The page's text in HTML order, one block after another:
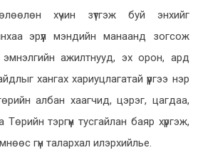
хүчин зүтгэж буй энхийг
эрүүл мэндийн манаанд зогсож
эмнэлгийн ажилтнууд, эх орон, ард
хангах хариуцлагатай үүргээ нэр
албан хаагчид, цэрэг, цагдаа,
тэргүүн тусгайлан баяр хүргэж,
гүн талархал илэрхийлье.